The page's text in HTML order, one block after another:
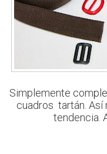
Simplemente
cuadros tartán. Así
tendencia.